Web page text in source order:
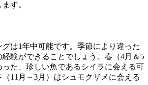
す。
は1年中可能です。季節により違った
験ができることでしょう。春（4月＆5
った、珍しい魚であるシイラに会える可
11月～3月）はシュモクザメに会える